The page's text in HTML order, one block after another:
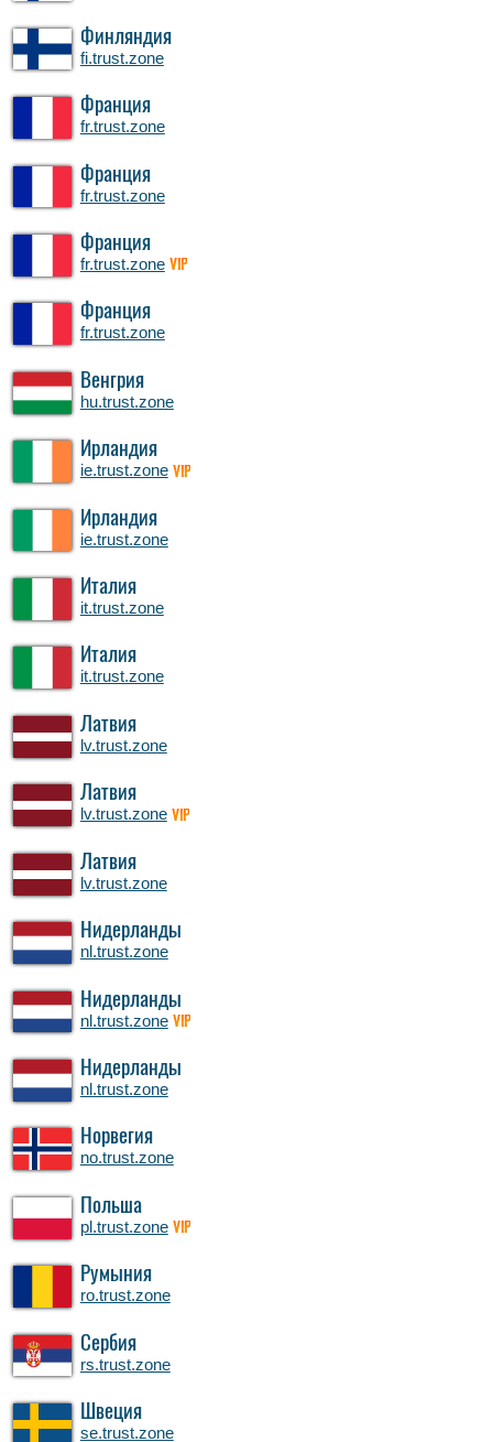
Финляндия
fi.trust.zone
Франция
fr.trust.zone
Франция
fr.trust.zone
Франция
fr.trust.zone VIP
Франция
fr.trust.zone
Венгрия
hu.trust.zone
Ирландия
ie.trust.zone VIP
Ирландия
ie.trust.zone
Италия
it.trust.zone
Италия
it.trust.zone
Латвия
lv.trust.zone
Латвия
lv.trust.zone VIP
Латвия
lv.trust.zone
Нидерланды
nl.trust.zone
Нидерланды
nl.trust.zone VIP
Нидерланды
nl.trust.zone
Норвегия
no.trust.zone
Польша
pl.trust.zone VIP
Румыния
ro.trust.zone
Сербия
rs.trust.zone
Швеция
se.trust.zone